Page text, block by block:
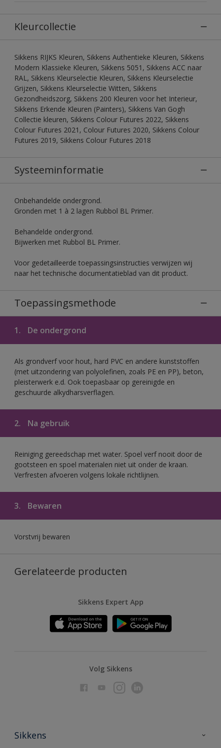
Kleurcollectie
Sikkens RIJKS Kleuren, Sikkens Authentieke Kleuren, Sikkens
Modern Klassieke Kleuren, Sikkens 5051, Sikkens ACC naar
RAL, Sikkens Kleurselectie Kleuren, Sikkens Kleurselectie
Grijzen, Sikkens Kleurselectie Witten, Sikkens
Gezondheidszorg, Sikkens 200 Kleuren voor het Interieur,
Sikkens Erkende Kleuren (Painters), Sikkens Van Gogh
Collectie kleuren, Sikkens Colour Futures 2022, Sikkens
Colour Futures 2021, Colour Futures 2020, Sikkens Colour
Futures 2019, Sikkens Colour Futures 2018
Systeeminformatie
Onbehandelde ondergrond.
Gronden met 1 à 2 lagen Rubbol BL Primer.
Behandelde ondergrond.
Bijwerken met Rubbol BL Primer.
Voor gedetailleerde toepassingsinstructies verwijzen wij
naar het technische documentatieblad van dit product.
Toepassingsmethode
1. De ondergrond
Als grondverf voor hout, hard PVC en andere kunststoffen
(met uitzondering van polyolefinen, zoals PE en PP), beton,
pleisterwerk e.d. Ook toepasbaar op gereinigde en
geschuurde alkydharsverflagen.
2. Na gebruik
Reiniging gereedschap met water. Spoel verf nooit door de
gootsteen en spoel materialen niet uit onder de kraan.
Verfresten afvoeren volgens lokale richtlijnen.
3. Bewaren
Vorstvrij bewaren
Gerelateerde producten
Sikkens Expert App
Volg Sikkens
Sikkens